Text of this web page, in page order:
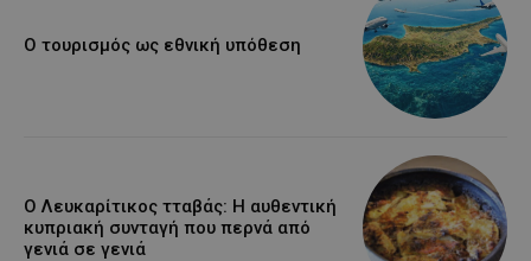
Ο τουρισμός ως εθνική υπόθεση
Ο Λευκαρίτικος τταβάς: Η αυθεντική
κυπριακή συνταγή που περνά από
γενιά σε γενιά